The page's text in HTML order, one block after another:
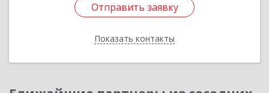
Отправить заявку
Показать контакты
Отправить заявку
Назад